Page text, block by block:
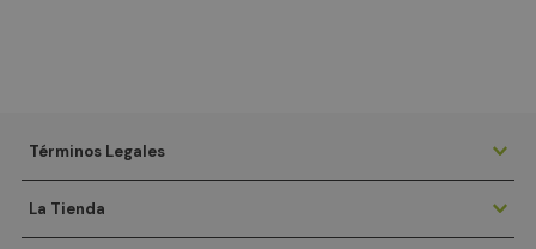
Términos Legales
La Tienda